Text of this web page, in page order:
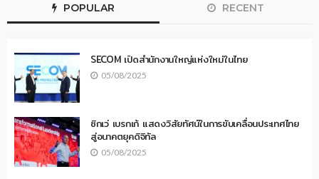
POPULAR RECENT
SECOM เปิดสำนักงานใหญ่แห่งใหม่ในไทย
05/08/2025
ซิกเว่ เบรกเก้ แสดงวิสัยทัศน์ในการขับเคลื่อนประเทศไทย
สู่อนาคตยุคดิจิทัล
05/08/2025